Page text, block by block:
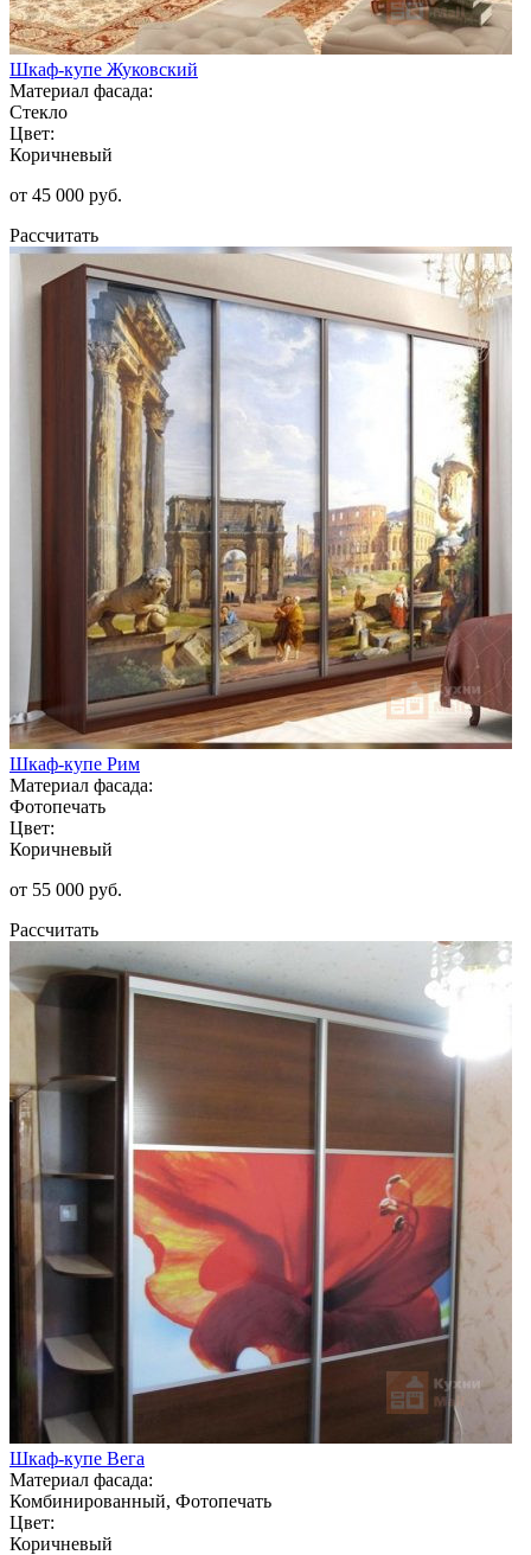
Шкаф-купе Жуковский
Материал фасада:
Стекло
Цвет:
Коричневый
от 45 000 руб.
Рассчитать
Шкаф-купе Рим
Материал фасада:
Фотопечать
Цвет:
Коричневый
от 55 000 руб.
Рассчитать
Шкаф-купе Вега
Материал фасада:
Комбинированный, Фотопечать
Цвет:
Коричневый